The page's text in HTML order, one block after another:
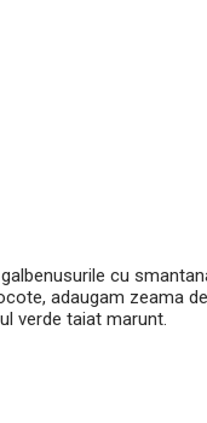
cu
adaugam zeama
verde taiat marunt.